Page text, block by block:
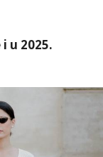
u 2025.